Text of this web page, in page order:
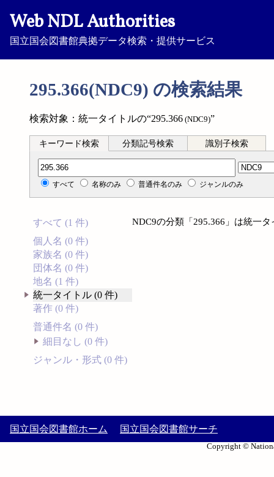
Web NDL Authorities
国立国会図書館典拠データ検索・提供サービス
295.366(NDC9) の検索結果
検索対象：統一タイトルの“295.366 (NDC9)”
キーワード検索 分類記号検索 識別子検索
分類記号検索
すべて 名称のみ 普通件名のみ ジャンルのみ
すべて (1 件)
個人名 (0 件)
家族名 (0 件)
団体名 (0 件)
地名 (1 件)
統一タイトル (0 件)
著作 (0 件)
普通件名 (0 件)
細目なし (0 件)
ジャンル・形式 (0 件)
NDC9の分類「295.366」は統一
国立国会図書館ホーム 国立国会図書館サーチ
Copyright ©